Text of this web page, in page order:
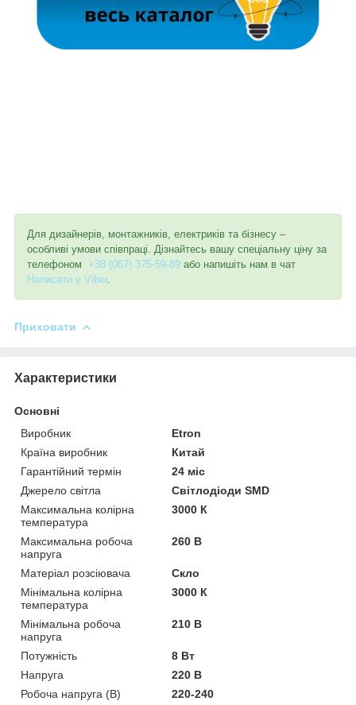
Для дизайнерів, монтажників, електриків та бізнесу –
особливі умови співпраці. Дізнайтесь вашу спеціальну ціну за
телефоном +38 (067) 375-59-89 або напишіть нам в чат
Написати у Viber.
Приховати
Характеристики
Основні
Виробник
Etron
Країна виробник
Китай
Гарантійний термін
24 міс
Джерело світла
Світлодіоди SMD
Максимальна колірна
температура
3000 К
Максимальна робоча
напруга
260 В
Матеріал розсіювача
Скло
Мінімальна колірна
температура
3000 К
Мінімальна робоча
напруга
210 В
Потужність
8 Вт
Напруга
220 В
Робоча напруга (В)
220-240